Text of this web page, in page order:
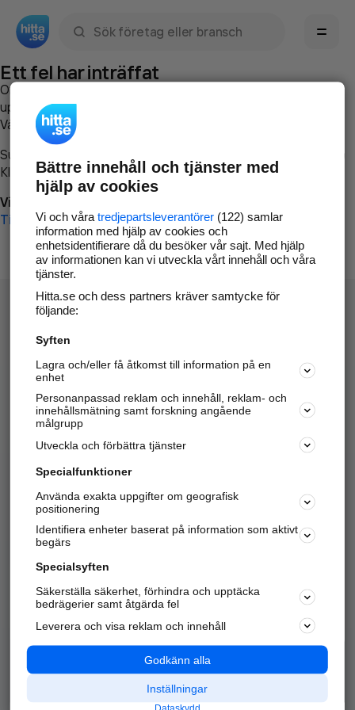
Ett fel har inträffat
Om du vill kan du
uppstod så att vi lättare och snabbare kan avhjälpa det.
Vänligen försök med följande:
Surfa till
Klicka påTillbaka-knappen i webbläsaren och försök igen
Vi beklagar besväret!
Till startsidan
Hitta.se - Gratis nummerupplysning.
Sök företag, personer och platser.
Hitta telefonnummer, adresser, företagsinfo mm.
Marknadsför företaget
Kom igång och annonsera mot
samarbetspartners nära dig.
Alla kategorier
Populära sökningar
API & Kartor
Annonsera
Integritet
Nödnummer
Bättre innehåll och tjänster med
hjälp av cookies
Vi och våra tredjepartsleverantörer(122) samlar
information med hjälp av cookies och
enhetsidentifierare då du besöker vår sajt. Med hjälp
av informationen kan vi utveckla vårt innehåll och våra
tjänster.
Hitta.se och dess partners kräver samtycke för
följande:
Syften
Lagra och/eller få åtkomst till information på en
enhet
Personanpassad reklam och innehåll, reklam- och
innehållsmätning samt forskning angående
målgrupp
Utveckla och förbättra tjänster
Specialfunktioner
Använda exakta uppgifter om geografisk
positionering
Identifiera enheter baserat på information som aktivt
begärs
Specialsyften
Säkerställa säkerhet, förhindra och upptäcka
bedrägerier samt åtgärda fel
Leverera och visa reklam och innehåll
Godkänn alla
Inställningar
Dataskydd